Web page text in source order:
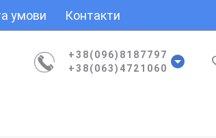
умови Контакти
+38(096)8187797
+38(063)4721060